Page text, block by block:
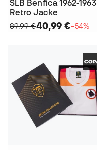
SLB Benfica 1962-1963
Retro Jacke
89,99 €40,99 €−54%